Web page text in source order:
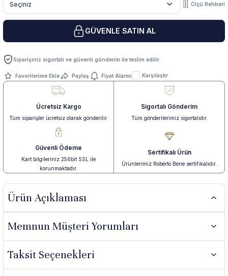
Ölçü Rehberi
GÜVENLE SATIN AL
Siparişiniz sigortalı ve güvenli gönderim ile teslim edilir.
Paylaş Fiyat Alarmı Karşılaştır
Ücretsiz Kargo
Tüm siparişler ücretsiz olarak gönderilir.
Sigortalı Gönderim
Tüm gönderilerimiz sigortalıdır.
Güvenli Ödeme
Kart bilgileriniz 256bit SSL ile
korunmaktadır.
Sertifikalı Ürün
Ürünlerimiz Roberto Bene sertifikalıdır.
Ürün Açıklaması
Memnun Müşteri Yorumları
Taksit Seçenekleri